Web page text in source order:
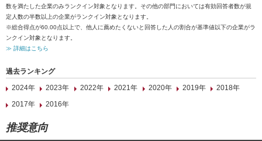
数を満たした企業のみランクイン対象となります。その他の部門においては有効回答者数が規
定人数の半数以上の企業がランクイン対象となります。
※総合得点が60.00点以上で、他人に薦めたくないと回答した人の割合が基準値以下の企業がラ
ンクイン対象となります。
≫ 詳細はこちら
過去ランキング
2024年
2023年 2022年 2021年 2020年 2019年
2018年
2017年
2016年
推奨意向